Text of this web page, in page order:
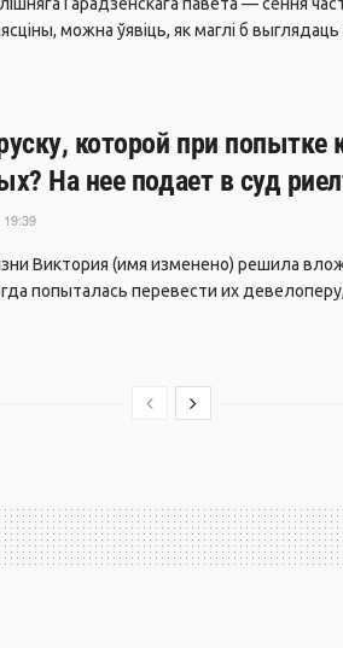
Гарадзенскага павета — сёння
можна ўявіць, як маглі б выглядаць і
которой при
На нее подает в суд
Виктория (имя изменено) решила
попыталась перевести их